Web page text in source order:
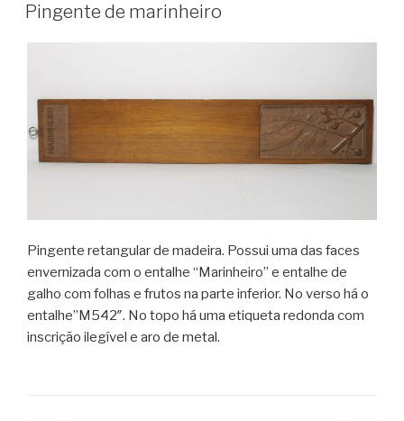
Pingente de marinheiro
Pingente retangular de madeira. Possui uma das faces
envernizada com o entalhe “Marinheiro” e entalhe de
galho com folhas e frutos na parte inferior. No verso há o
entalhe”M542″. No topo há uma etiqueta redonda com
inscrição ilegível e aro de metal.